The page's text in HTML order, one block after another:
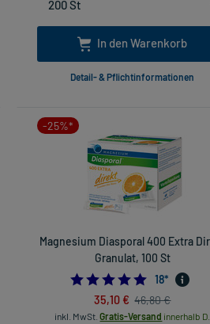
In den Warenkorb
Detail- & Pflichtinformationen
-25%*
Magnesium Diasporal 400 Extra
Granulat, 100 St
18*
35,10 € 46,80 €
inkl. MwSt. Gratis-Versand innerhalb D.